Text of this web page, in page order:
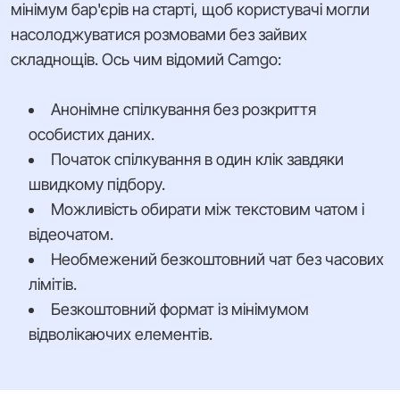
мінімум бар'єрів на старті, щоб користувачі могли
насолоджуватися розмовами без зайвих
складнощів. Ось чим відомий Camgo:
Анонімне спілкування без розкриття
особистих даних.
Початок спілкування в один клік завдяки
швидкому підбору.
Можливість обирати між текстовим чатом і
відеочатом.
Необмежений безкоштовний чат без часових
лімітів.
Безкоштовний формат із мінімумом
відволікаючих елементів.